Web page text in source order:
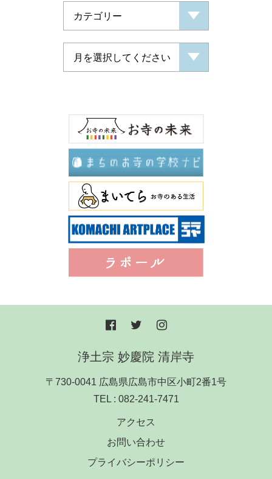
浄土宗 妙慶院 清岸寺
〒730-0041 広島県広島市中区小町2番1号
TEL : 082-241-7471
アクセス
お問い合わせ
プライバシーポリシー